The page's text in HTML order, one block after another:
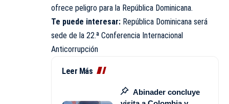
ofrece peligro para la República Dominicana.
Te puede interesar: República Dominicana será
sede de la 22.ª Conferencia Internacional
Anticorrupción
Leer Más
Abinader concluye